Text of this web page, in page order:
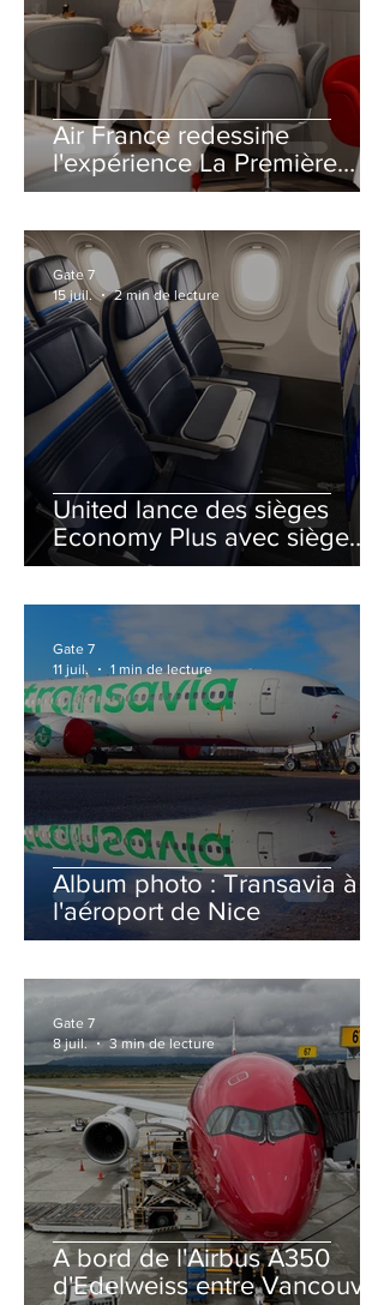
Air France redessine
l'expérience La Première
avec un salon entièrement
United lance des sièges
Economy Plus avec siège
central neutralisé
Gate 7
15 juil.
2 min de lecture
Album photo : Transavia à
l'aéroport de Nice
Gate 7
11 juil.
1 min de lecture
A bord de l'Airbus A350
d'Edelweiss entre Vancouver
Gate 7
8 juil.
3 min de lecture